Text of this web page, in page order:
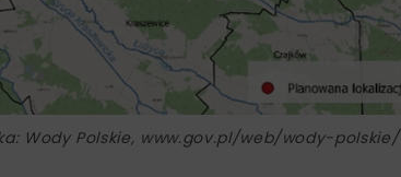
Wody Polskie, www.gov.pl/web/wody-polskie/